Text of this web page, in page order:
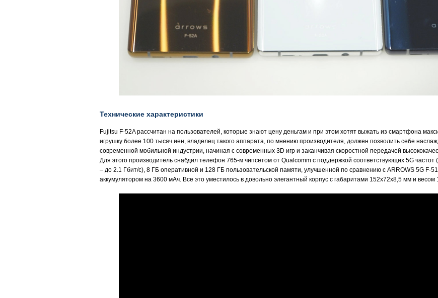
Технические характеристики
Fujitsu F-52A рассчитан на пользователей, которые знают цену деньгам и при этом хотят выжать из смартфона
игрушку более 100 тысяч иен, владелец такого аппарата, по мнению производителя, должен позволить себе
современной мобильной индустрии, начиная с современных 3D игр и заканчивая скоростной передачей
Для этого производитель снабдил телефон 765-м чипсетом от Qualcomm с поддержкой соответствующих 5G частот
– до 2.1 Гбит/с), 8 ГБ оперативной и 128 ГБ пользовательской памяти, улучшенной по сравнению с ARROWS 5G F-
аккумулятором на 3600 мАч. Все это уместилось в довольно элегантный корпус с габаритами 152x72x8,5 мм и весом